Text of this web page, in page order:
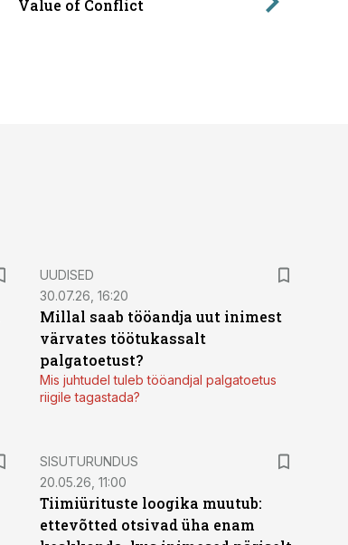
Value of Conflict
UUDISED
30.07.26, 16:20
Millal saab tööandja uut inimest
värvates töötukassalt
palgatoetust?
Mis juhtudel tuleb tööandjal palgatoetus
riigile tagastada?
ST
SISUTURUNDUS
20.05.26, 11:00
Tiimiürituste loogika muutub:
ettevõtted otsivad üha enam